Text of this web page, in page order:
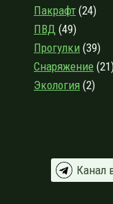
Пакрафт (24)
ПВД (49)
Прогулки (39)
Снаряжение
Экология (2)
Канал